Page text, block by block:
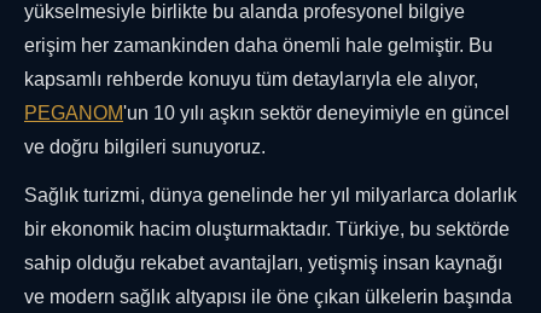
yükselmesiyle birlikte bu alanda profesyonel bilgiye
erişim her zamankinden daha önemli hale gelmiştir. Bu
kapsamlı rehberde konuyu tüm detaylarıyla ele alıyor,
PEGANOM'un 10 yılı aşkın sektör deneyimiyle en güncel
ve doğru bilgileri sunuyoruz.
Sağlık turizmi, dünya genelinde her yıl milyarlarca dolarlık
bir ekonomik hacim oluşturmaktadır. Türkiye, bu sektörde
sahip olduğu rekabet avantajları, yetişmiş insan kaynağı
ve modern sağlık altyapısı ile öne çıkan ülkelerin başında